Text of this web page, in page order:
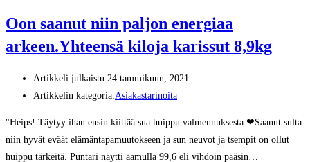
Oon saanut niin paljon energiaa
arkeen.Yhteensä kiloja karissut 8,9kg
Artikkeli julkaistu:24 tammikuun, 2021
Artikkelin kategoria:Asiakastarinoita
"Heips! Täytyy ihan ensin kiittää sua huippu valmennuksesta ❤Saanut sulta
niin hyvät eväät elämäntapamuutokseen ja sun neuvot ja tsempit on ollut
huippu tärkeitä. Puntari näytti aamulla 99,6 eli vihdoin pääsin…